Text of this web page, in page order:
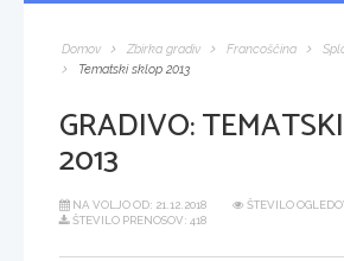
Domov Zbirka gradiv Francoščina
Tematski sklop 2013
GRADIVO:
2013
NA VOLJO OD: 21.12.2018
ŠTEVILO
ŠTEVILO PRENOSOV: 418